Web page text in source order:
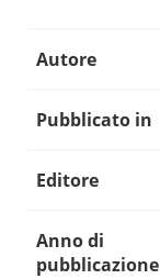
Autore
Pubblicato in
Editore
Anno di
pubblicazione